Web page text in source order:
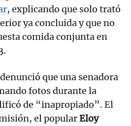
, explicando que solo trató
ya concluida y que no
comida conjunta en
que una senadora
fotos durante la
de “inapropiado”. El
el popularEloy